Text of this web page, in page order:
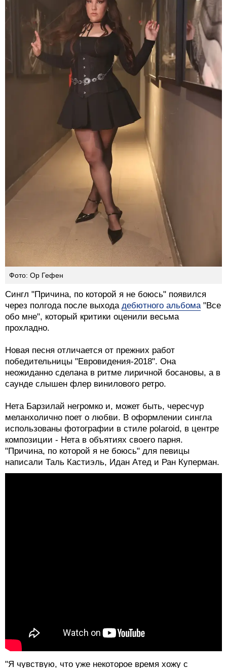
Фото: Ор Гефен
Сингл "Причина, по которой я не боюсь" появился
через полгода после выхода дебютного альбома"Все
обо мне", который критики оценили весьма
прохладно.
Новая песня отличается от прежних работ
победительницы "Евровидения-2018". Она
неожиданно сделана в ритме лиричной босановы, а в
саунде слышен флер винилового ретро.
Нета Барзилай негромко и, может быть, чересчур
меланхолично поет о любви. В оформлении сингла
использованы фотографии в стиле polaroid, в центре
композиции - Нета в объятиях своего парня.
"Причина, по которой я не боюсь" для певицы
написали Таль Кастиэль, Идан Атед и Ран Куперман.